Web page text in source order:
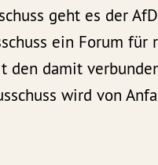
geht es der
ein Forum
den damit
wird von